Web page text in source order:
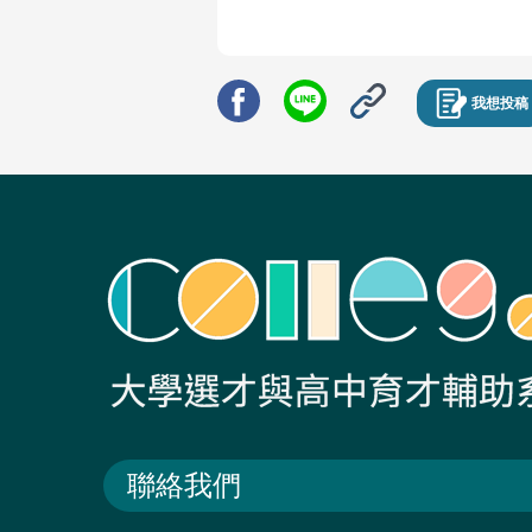
我想投稿
聯絡我們